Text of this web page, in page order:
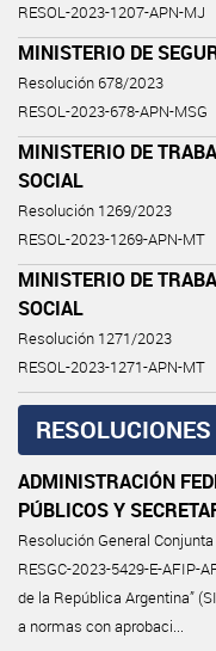
RESOL-2023-1207-APN-MJ
MINISTERIO DE
Resolución 678/2023
RESOL-2023-678-APN-MSG
MINISTERIO DE
SOCIAL
Resolución 1269/2023
RESOL-2023-1269-APN-MT
MINISTERIO DE
SOCIAL
Resolución 1271/2023
RESOL-2023-1271-APN-MT
ADMINISTRACIÓN
PÚBLICOS Y
Resolución General
RESGC-2023-5429-E-AFIP-
de la República Argentina”
a normas con aprobaci...